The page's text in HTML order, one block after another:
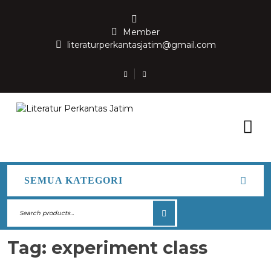
Member
literaturperkantasjatim@gmail.com
SEMUA KATEGORI
Tag: experiment class